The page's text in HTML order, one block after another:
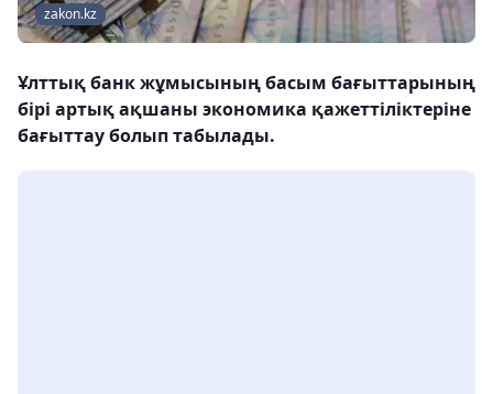
zakon.kz
Ұлттық банк жұмысының басым бағыттарының
бірі артық ақшаны экономика қажеттіліктеріне
бағыттау болып табылады.